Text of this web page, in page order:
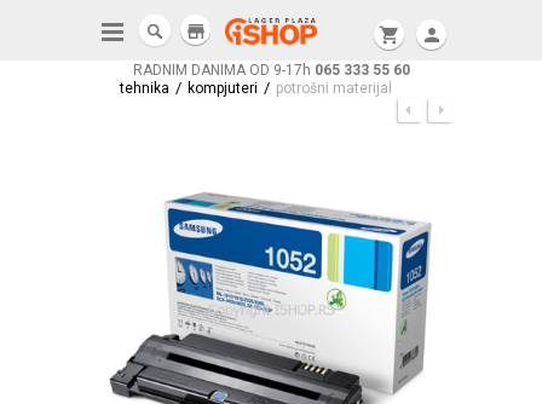
RADNIM DANIMA OD 9-17h 065 333 55 60
shopping_cart person
store
tehnika / kompjuteri / potrošni materijal